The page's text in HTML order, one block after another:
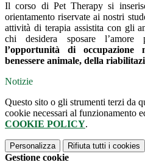
Il corso di Pet Therapy si
orientamento riservate ai nostri
attività di terapia assistita con gli
chi desidera sposare
l’opportunità di
benessere animale, della
Notizie
Questo sito o gli strumenti terzi da
cookie necessari al funzionamento
COOKIE POLICY.
Personalizza Rifiuta tutti i cookies
Gestione cookie